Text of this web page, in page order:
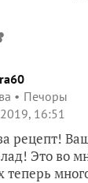
Печоры
16:51
рецепт!
Это во